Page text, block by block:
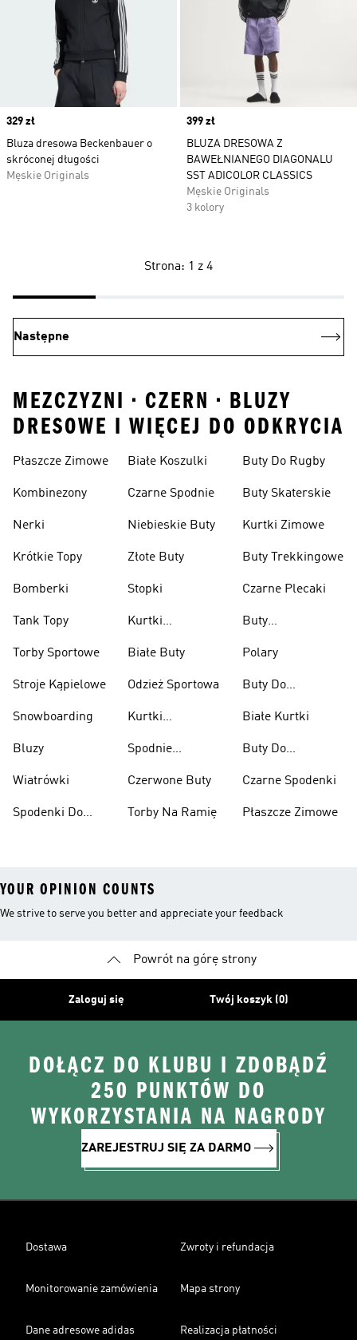
Price
329 zł
Bluza dresowa Beckenbauer o
skróconej długości
Męskie Originals
Price
399 zł
BLUZA DRESOWA Z
BAWEŁNIANEGO DIAGONALU
SST ADICOLOR CLASSICS
Męskie Originals
3 kolory
Strona: 1 z 4
Następne
MEZCZYZNI • CZERN • BLUZY
DRESOWE I WIĘCEJ DO ODKRYCIA
Płaszcze Zimowe
Kombinezony
Nerki
Krótkie Topy
Bomberki
Tank Topy
Torby Sportowe
Stroje Kąpielowe
Snowboarding
Bluzy
Wiatrówki
Spodenki Do
Białe Koszulki
Czarne Spodnie
Niebieskie Buty
Złote Buty
Stopki
Kurtki
Białe Buty
Odzież Sportowa
Kurtki
Spodnie
Czerwone Buty
Torby Na Ramię
Buty Do Rugby
Buty Skaterskie
Kurtki Zimowe
Buty Trekkingowe
Czarne Plecaki
Buty
Polary
Buty Do
Ciężarów
Białe Kurtki
Buty Do
Czarne Spodenki
Płaszcze Zimowe
YOUR OPINION COUNTS
We strive to serve you better and appreciate your feedback
Powrót na górę strony
Zaloguj się Twój koszyk (0)
DOŁĄCZ DO KLUBU I ZDOBĄDŹ
250 PUNKTÓW DO
WYKORZYSTANIA NA NAGRODY
ZAREJESTRUJ SIĘ ZA DARMO
Dostawa Zwroty i refundacja
Monitorowanie zamówienia Mapa strony
Dane adresowe adidas Realizacja płatności